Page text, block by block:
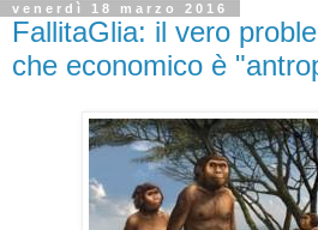
venerdì 18 marzo 2016
FallitaGlia: il vero
che economico è